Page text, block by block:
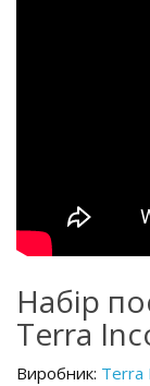
Набір
Terra
Виробник: Terra